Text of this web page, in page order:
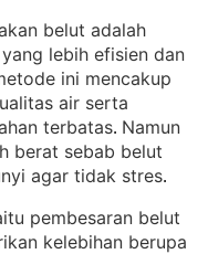
belut adalah
lebih efisien dan
ini mencakup
air serta
terbatas. Namun
berat sebab belut
agar tidak stres.
pembesaran belut
kelebihan berupa